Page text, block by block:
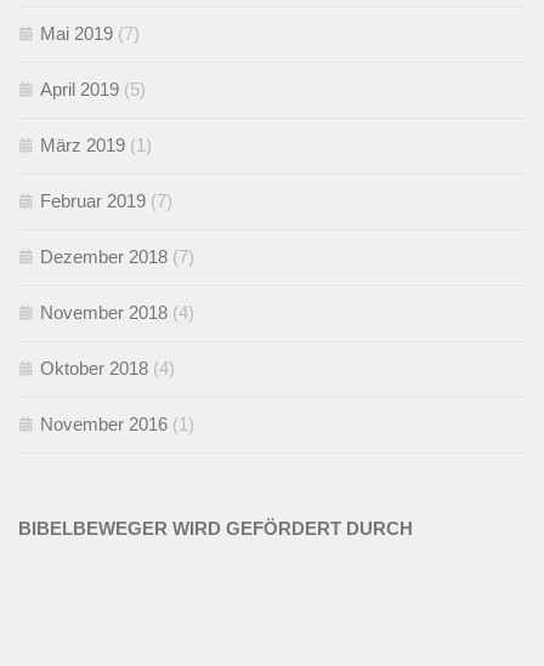
Mai 2019 (7)
April 2019 (5)
März 2019 (1)
Februar 2019 (7)
Dezember 2018 (7)
November 2018 (4)
Oktober 2018 (4)
November 2016 (1)
BIBELBEWEGER WIRD GEFÖRDERT DURCH